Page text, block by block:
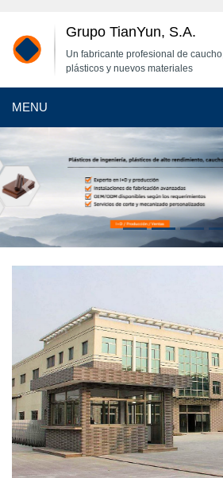
Grupo TianYun, S.A.
Un fabricante profesional de caucho,
plásticos y nuevos materiales
MENU
Anterior